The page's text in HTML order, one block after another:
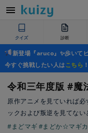
クイズ 診断
新登場『aruco』✨歩いて
今すぐ挑戦したい人はこちら ！
令和三年度版 #
原作アニメを見ていれば
ックおよび叛逆を見てない
#まどマギ#まどか☆マギカ